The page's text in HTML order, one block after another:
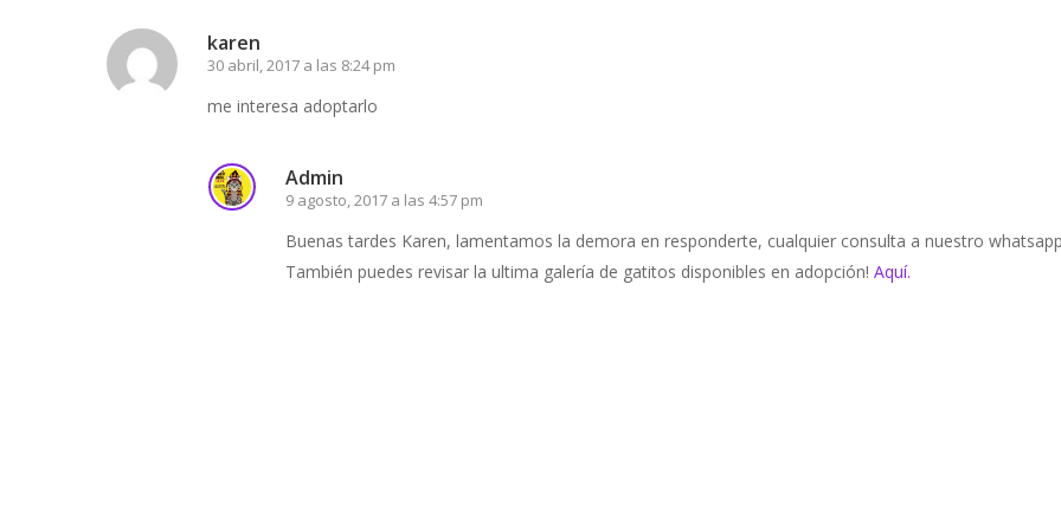
karen
30 abril, 2017 a las 8:24 pm
me interesa adoptarlo
Admin
9 agosto, 2017 a las 4:57 pm
Buenas tardes Karen, lamentamos la demora en responderte, cualquier consulta a nuestro
También puedes revisar la ultima galería de gatitos disponibles en adopción! Aquí.